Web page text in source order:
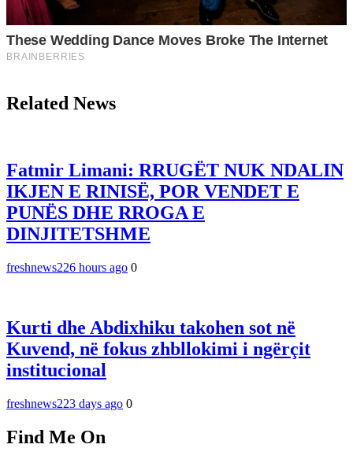
Related News
Fatmir Limani: RRUGËT NUK NDALIN
IKJEN E RINISË, POR VENDET E
PUNËS DHE RROGA E
DINJITETSHME
freshnews226 hours ago 0
Kurti dhe Abdixhiku takohen sot në
Kuvend, në fokus zhbllokimi i ngërçit
institucional
freshnews223 days ago 0
Find Me On